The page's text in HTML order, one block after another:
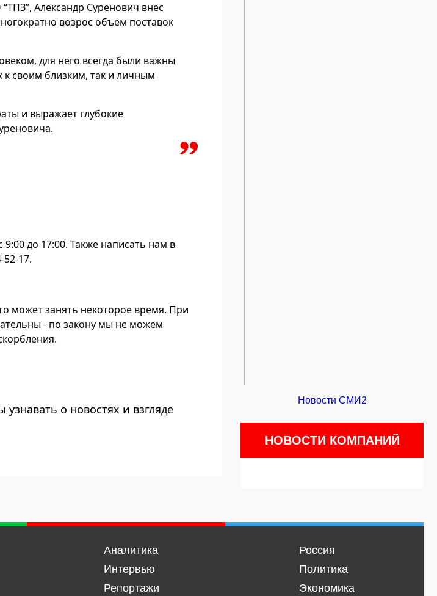
Александр Суренович внес
возрос объем поставок
для него всегда были важны
своим близким, так и личным
и выражает глубокие
до 17:00. Также написать нам в
17.
может занять некоторое время. При
- по закону мы не можем
узнавать о новостях и взгляде
Новости СМИ2
НОВОСТИ КОМПАНИЙ
Аналитика
Интервью
Репортажи
Россия
Политика
Экономика